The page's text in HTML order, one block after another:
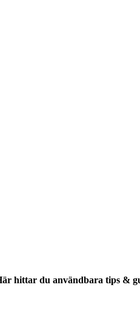
hittar du användbara tips &